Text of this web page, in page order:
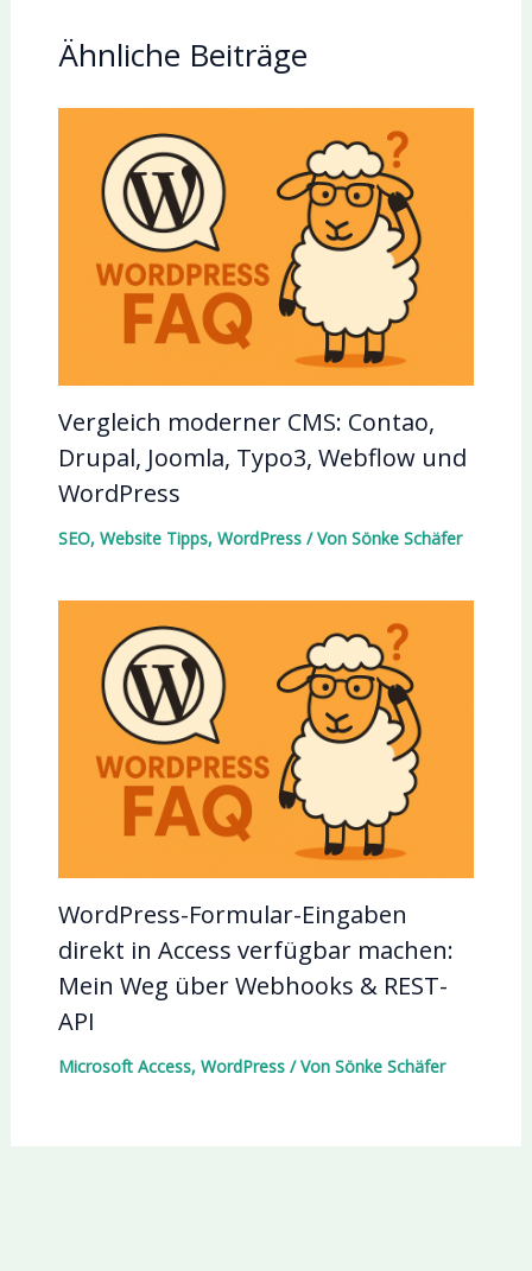
Ähnliche Beiträge
Vergleich moderner CMS: Contao,
Drupal, Joomla, Typo3, Webflow und
WordPress
SEO, Website Tipps, WordPress/ Von Sönke Schäfer
WordPress-Formular-Eingaben
direkt in Access verfügbar machen:
Mein Weg über Webhooks & REST-
API
Microsoft Access, WordPress/ Von Sönke Schäfer